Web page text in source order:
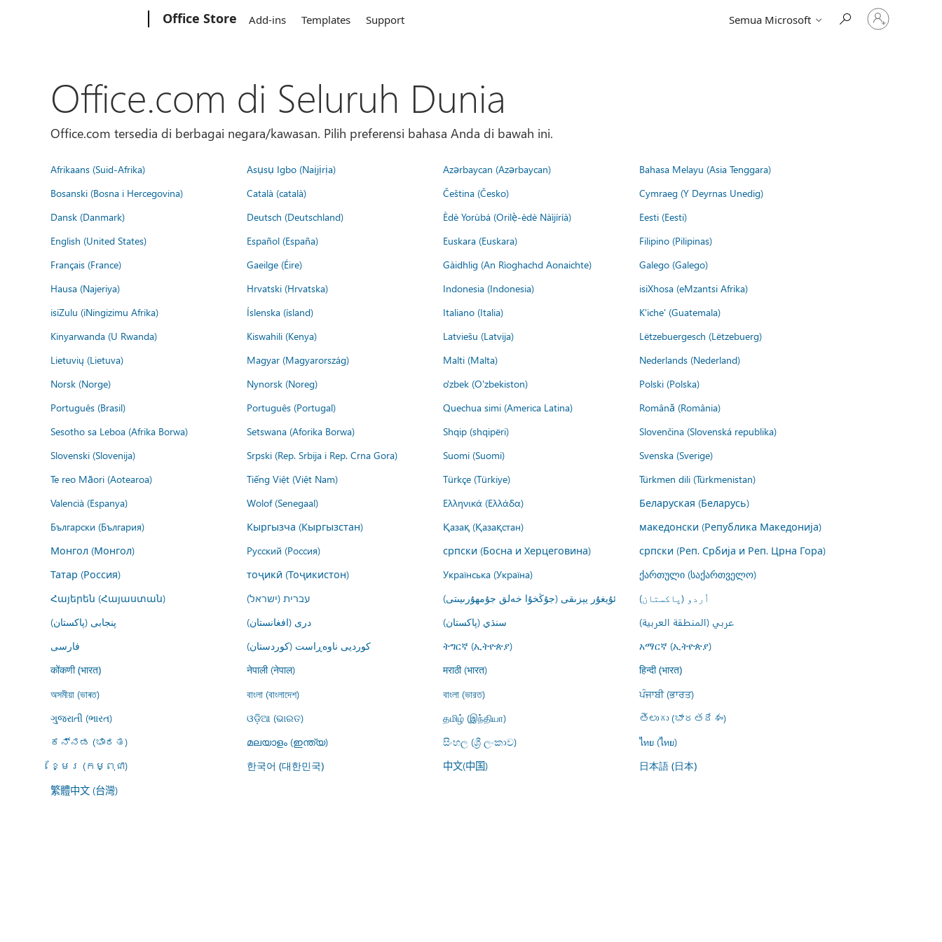
Office Store Add-ins Templates Support Semua Microsoft
Masuk
ke
akun
Office.com di Seluruh Dunia
Office.com tersedia di berbagai negara/kawasan. Pilih preferensi bahasa Anda di bawah ini.
Afrikaans (Suid-Afrika) Asụsụ Igbo (Naịjịrịa) Azərbaycan (Azərbaycan)
Bahasa Melayu (Asia Tenggara)
Bosanski (Bosna i Hercegovina)
Català (català) Čeština (Česko)
Cymraeg (Y Deyrnas Unedig)
Dansk (Danmark)
Deutsch (Deutschland) Èdè Yorùbá (Orilẹ̀-èdè Nàìjíríà)
Eesti (Eesti)
English (United States)
Español (España) Euskara (Euskara)
Filipino (Pilipinas)
Français (France)
Gaeilge (Éire) Gàidhlig (An Rìoghachd Aonaichte)
Galego (Galego)
Hausa (Najeriya)
Hrvatski (Hrvatska) Indonesia (Indonesia)
isiXhosa (eMzantsi Afrika)
isiZulu (iNingizimu Afrika)
Íslenska (ísland) Italiano (Italia)
K'iche' (Guatemala)
Kinyarwanda (U Rwanda)
Kiswahili (Kenya) Latviešu (Latvija)
Lëtzebuergesch (Lëtzebuerg)
Lietuvių (Lietuva)
Magyar (Magyarország) Malti (Malta)
Nederlands (Nederland)
Norsk (Norge)
Nynorsk (Noreg) o'zbek (O'zbekiston)
Polski (Polska)
Português (Brasil)
Português (Portugal) Quechua simi (America Latina)
Română (România)
Sesotho sa Leboa (Afrika Borwa)
Setswana (Aforika Borwa) Shqip (shqipëri)
Slovenčina (Slovenská republika)
Slovenski (Slovenija)
Srpski (Rep. Srbija i Rep. Crna Gora) Suomi (Suomi)
Svenska (Sverige)
Te reo Māori (Aotearoa)
Tiếng Việt (Việt Nam) Türkçe (Türkiye)
Türkmen dili (Türkmenistan)
Valencià (Espanya)
Wolof (Senegaal) Ελληνικά (Ελλάδα)
Беларуская (Беларусь)
Български (България)
Кыргызча (Кыргызстан) Қазақ (Қазақстан)
македонски (Република Македонија)
Монгол (Монгол)
Русский (Россия) српски (Босна и Херцеговина)
српски (Реп. Србија и Реп. Црна Гора)
Татар (Россия)
тоҷикӣ (Тоҷикистон) Українська (Україна)
ქართული (საქართველო)
Հայերեն (Հայաստան)
עברית (ישראל) ئۇيغۇر يېزىقى (جۇڭخۇا خەلق جۇمھۇرىيىتى)
اُردو (پاکستان)
پنجابی (پاکستان)
درى (افغانستان) سنڌي (پاکستان)
عربي (المنطقة العربية)
فارسى
کوردیی ناوەڕاست (کوردستان) ትግርኛ (ኢትዮጵያ) አማርኛ (ኢትዮጵያ)
कोंकणी (भारत) नेपाली (नेपाल) मराठी (भारत) हिन्दी (भारत)
অসমীয়া (ভাৰত) বাংলা (বাংলাদেশ) বাংলা (ভারত)
ਪੰਜਾਬੀ (ਭਾਰਤ)
ગુજરાતી (ભારત)
ଓଡ଼ିଆ (ଭାରତ) தமிழ் (இந்தியா)
తెలుగు (భారతదేశం)
ಕನ್ನಡ (ಭಾರತ)
മലയാളം (ഇന്ത്യ) සිංහල (ශ්‍රී ලංකාව)
ไทย (ไทย)
ខ្មែរ (កម្ពុជា)
한국어 (대한민국) 中文(中国) 日本語 (日本)
繁體中文 (台灣)